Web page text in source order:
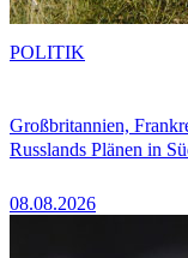
Großbritannien,
Russlands Plänen in
08.08.2026
POLITIK